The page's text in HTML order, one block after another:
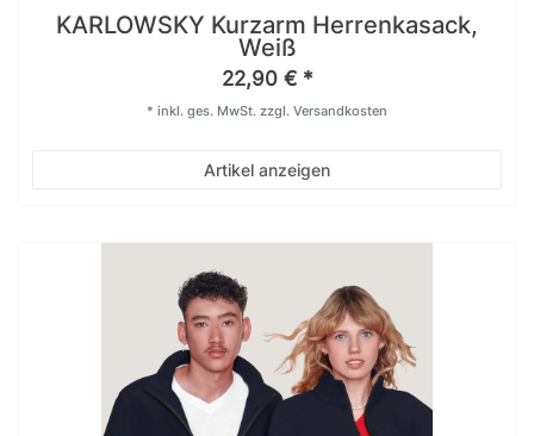
KARLOWSKY Kurzarm Herrenkasack,
Weiß
22,90 € *
Artikel anzeigen
* inkl. ges. MwSt. zzgl. Versandkosten